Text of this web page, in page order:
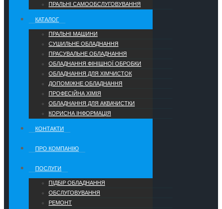
ПРАЛЬНІ САМООБСЛУГОВУВАННЯ
КАТАЛОГ
ПРАЛЬНІ МАШИНИ
СУШИЛЬНЕ ОБЛАДНАННЯ
ПРАСУВАЛЬНЕ ОБЛАДНАННЯ
ОБЛАДНАННЯ ФІНІШНОЇ ОБРОБКИ
ОБЛАДНАННЯ ДЛЯ ХІМЧИСТОК
ДОПОМІЖНЕ ОБЛАДНАННЯ
ПРОФЕСІЙНА ХІМІЯ
ОБЛАДНАННЯ ДЛЯ АКВАЧИСТКИ
КОРИСНА ІНФОРМАЦІЯ
КОНТАКТИ
ПРО КОМПАНІЮ
ПОСЛУГИ
ПІДБІР ОБЛАДНАННЯ
ОБСЛУГОВУВАННЯ
РЕМОНТ